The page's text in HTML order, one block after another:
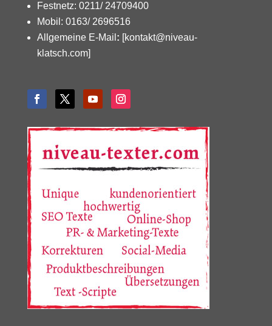
Festnetz: 0211/ 24709400
Mobil: 0163/ 2696516
Allgemeine E-Mail : [kontakt@niveau-
klatsch.com]